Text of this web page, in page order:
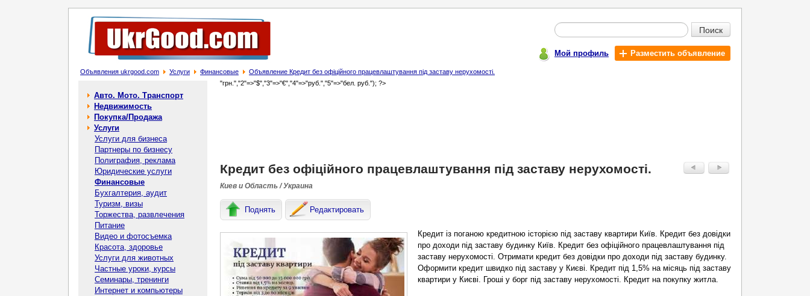
Поиск
Мой профиль Разместить объявление
Объявления ukrgood.com Услуги Финансовые Объявление Кредит без офіційного працевлаштування під заставу нерухомості.
Авто. Мото. Транспорт
Недвижимость
Покупка/Продажа
Услуги
Услуги для бизнеса
Партнеры по бизнесу
Полиграфия, реклама
Юридические услуги
Финансовые
Бухгалтерия, аудит
Туризм, визы
Торжества, развлечения
Питание
Видео и фотосъемка
Красота, здоровье
Услуги для животных
Частные уроки, курсы
Семинары, тренинги
Интернет и компьютеры
"грн.","2"=>"$","3"=>"€","4"=>"руб.","5"=>"бел. руб."); ?>
Кредит без офіційного працевлаштування під заставу нерухомості.
Киев и Область / Украина
Поднять Редактировать
Кредит із поганою кредитною історією під заставу квартири Київ. Кредит без довідки
про доходи під заставу будинку Київ. Кредит без офіційного працевлаштування під
заставу нерухомості. Отримати кредит без довідки про доходи під заставу будинку.
Оформити кредит швидко під заставу у Києві. Кредит під 1,5% на місяць під заставу
квартири у Києві. Гроші у борг під заставу нерухомості. Кредит на покупку житла.